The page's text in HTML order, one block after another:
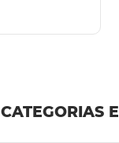
CATEGORIAS